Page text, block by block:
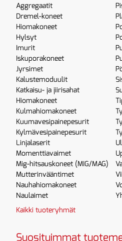
Aggregaatit
Dremel-koneet
Hiomakoneet
Hylsyt
Imurit
Iskuporakoneet
Jyrsimet
Kalustemoduulit
Katkaisu- ja jiirisahat
Hiomakoneet
Kulmahiomakoneet
Kuumavesipainepesurit
Kylmävesipainepesurit
Linjalaserit
Momenttiavaimet
Mig-hitsauskoneet (MIG/MAG)
Mutterinvääntimet
Nauhahiomakoneet
Naulaimet
Kaikki tuoteryhmät
Suosituimmat